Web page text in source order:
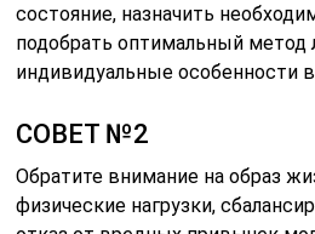
состояние, назначить
подобрать оптимальный метод
индивидуальные особенности
СОВЕТ №2
Обратите внимание на образ
физические нагрузки,